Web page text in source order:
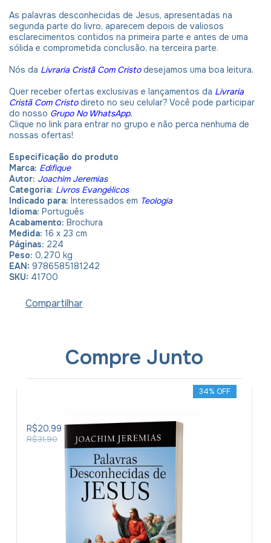
As palavras desconhecidas de Jesus, apresentadas na
segunda parte do livro, aparecem depois de valiosos
esclarecimentos contidos na primeira parte e antes de uma
sólida e comprometida conclusão, na terceira parte.
Nós da Livraria Cristã Com Cristodesejamos uma boa leitura.
Quer receber ofertas exclusivas e lançamentos da Livraria
Cristã Com Cristo direto no seu celular? Você pode participar
do nosso Grupo No WhatsApp.
Clique no link para entrar no grupo e não perca nenhuma de
nossas ofertas!
Especificação do produto
Marca: Edifique
Autor: Joachim Jeremias
Categoria: Livros Evangélicos
Indicado para: Interessados em Teologia
Idioma: Português
Acabamento: Brochura
Medida: 16 x 23 cm
Páginas: 224
Peso: 0,270 kg
EAN: 9786585181242
SKU: 41700
Compartilhar
Compre Junto
34% OFF
De
Jesus
R$31,90
R$20,99